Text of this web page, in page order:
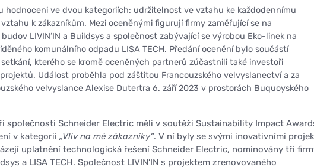
hodnoceni ve dvou kategoriích: udržitelnost ve vztahu ke každodennímu
k zákazníkům. Mezi oceněnými figurují firmy zaměřující se na
LIVIN’IN a Buildsys a společnost zabývající se výrobou Eko-linek na
komunálního odpadu LISA TECH. Předání ocenění bylo součástí
kterého se kromě oceněných partnerů zúčastnili také investoři
Událost proběhla pod záštitou Francouzského velvyslanectví a za
velvyslance Alexise Dutertra 6. září 2023 v prostorách Buquoyského
společnosti Schneider Electric měli v soutěži Sustainability Impact
v kategorii „Vliv na mé zákazníky“. V ní byly se svými inovativními
uplatnění technologická řešení Schneider Electric, nominovány tři
a LISA TECH. Společnost LIVIN’IN s projektem zrenovovaného